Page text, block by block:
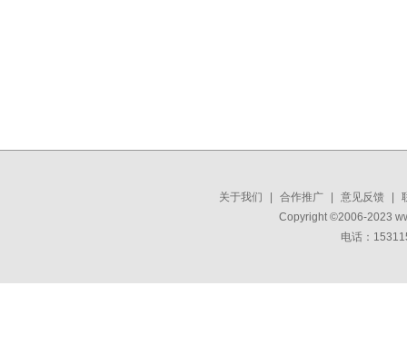
关于我们 合作推广 意见反馈
Copyright ©2006-2023
电话：